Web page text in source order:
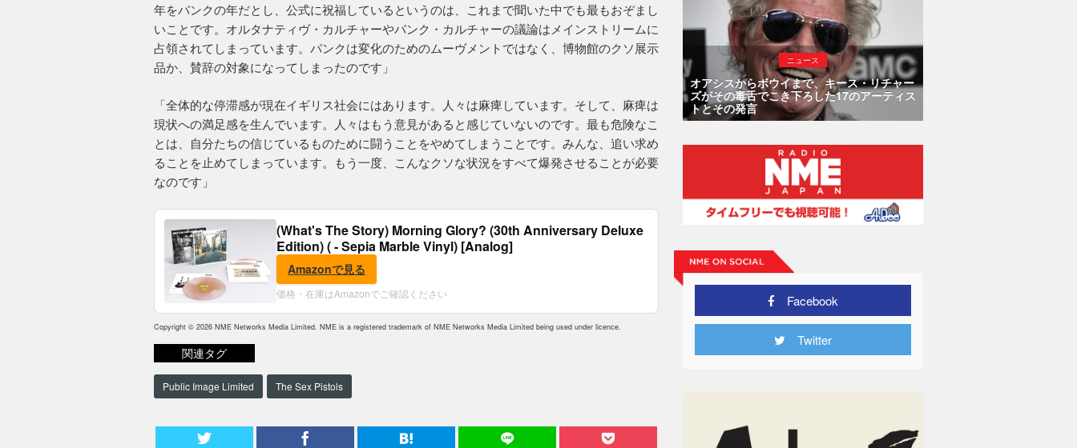
年をパンクの年だとし、公式に祝福しているというのは、これまで聞いた中でも最もおぞまし
いことです。オルタナティヴ・カルチャーやパンク・カルチャーの議論はメインストリームに
占領されてしまっています。パンクは変化のためのムーヴメントではなく、博物館のクソ展示
品か、賛辞の対象になってしまったのです」
「全体的な停滞感が現在イギリス社会にはあります。人々は麻痺しています。そして、麻痺は
現状への満足感を生んでいます。人々はもう意見があると感じていないのです。最も危険なこ
とは、自分たちの信じているものために闘うことをやめてしまうことです。みんな、追い求め
ることを止めてしまっています。もう一度、こんなクソな状況をすべて爆発させることが必要
なのです」
(What's The Story) Morning Glory? (30th Anniversary Deluxe
Edition) ( - Sepia Marble Vinyl) [Analog]
Amazonで見る
価格・在庫はAmazonでご確認ください
Copyright © 2026 NME Networks Media Limited. NME is a registered trademark of NME Networks Media Limited being used under licence.
関連タグ
Public Image Limited The Sex Pistols
ニュース
オアシスからボウイまで、キース・リチャー
ズがその毒舌でこき下ろした17のアーティス
トとその発言
Facebook
Twitter